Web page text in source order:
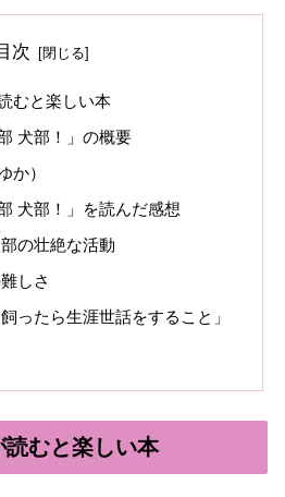
次
むと楽しい本
犬部！」の概要
か）
犬部！」を読んだ感想
の壮絶な活動
しさ
ったら生涯世話をすること」
読むと楽しい本